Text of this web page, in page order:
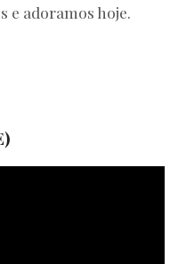
e adoramos hoje.